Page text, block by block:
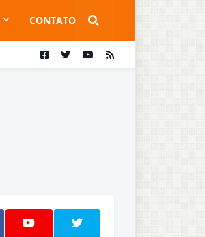
CONTATO